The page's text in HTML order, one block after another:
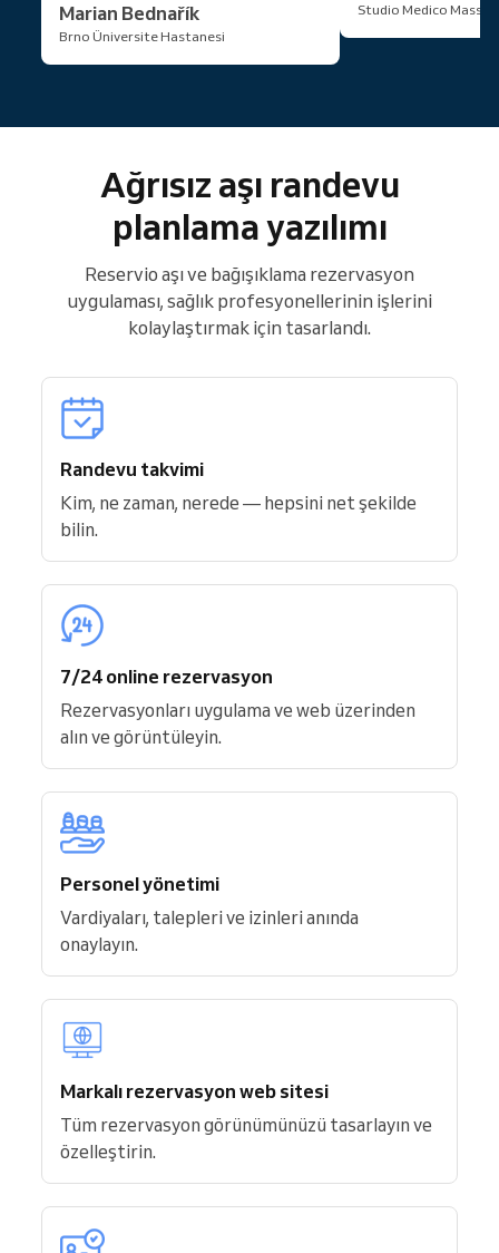
Marian Bednařík
Brno Üniversite Hastanesi
Studio Medico
Ağrısız aşı randevu
planlama yazılımı
Reservio aşı ve bağışıklama rezervasyon
uygulaması, sağlık profesyonellerinin işlerini
kolaylaştırmak için tasarlandı.
Randevu takvimi
Kim, ne zaman, nerede — hepsini net şekilde
bilin.
7/24 online rezervasyon
Rezervasyonları uygulama ve web üzerinden
alın ve görüntüleyin.
Personel yönetimi
Vardiyaları, talepleri ve izinleri anında
onaylayın.
Markalı rezervasyon web sitesi
Tüm rezervasyon görünümünüzü tasarlayın ve
özelleştirin.